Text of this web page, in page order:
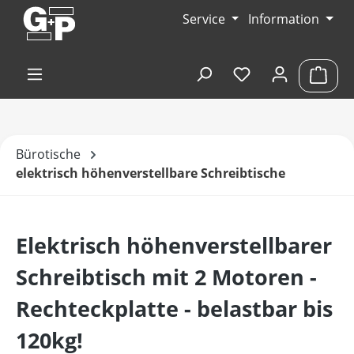
Zum Hauptinhalt springen Service Information
Du hast 0
Bürotische
elektrisch höhenverstellbare Schreibtische
Elektrisch höhenverstellbarer
Schreibtisch mit 2 Motoren -
Rechteckplatte - belastbar bis
120kg!